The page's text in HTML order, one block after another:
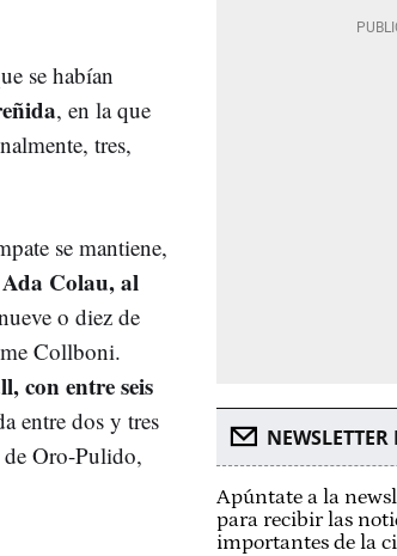
se habían
, en la que
tres,
se mantiene,
Ada Colau, al
o diez de
Collboni.
con entre seis
entre dos y tres
de Oro-Pulido,
Apúntate a la
para recibir las
importantes de la